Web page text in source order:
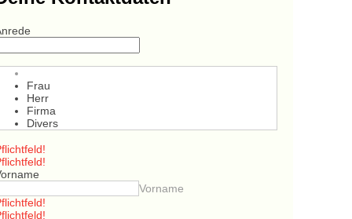
Frau
Herr
Firma
Divers
Vorname